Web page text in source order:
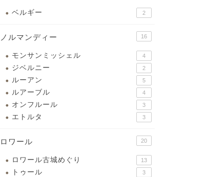
ベルギー 2
ノルマンディー 16
モンサンミッシェル 4
ジベルニー 2
ルーアン 5
ルアーブル 4
オンフルール 3
エトルタ 3
ロワール 20
ロワール古城めぐり 13
トゥール 3